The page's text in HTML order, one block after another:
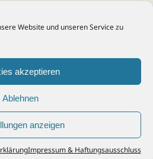
Website und unseren Service zu
akzeptieren
Ablehnen
anzeigen
Impressum & Haftungsausschluss
- Steuerberatung Poll, Porz, Deutz, Mülheim,